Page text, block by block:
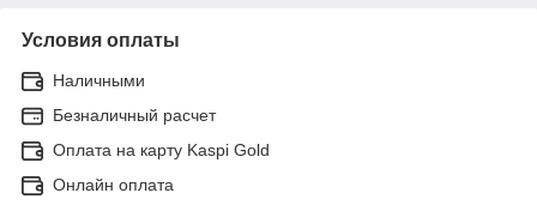
Условия оплаты
Наличными
Безналичный расчет
Оплата на карту Kaspi Gold
Онлайн оплата